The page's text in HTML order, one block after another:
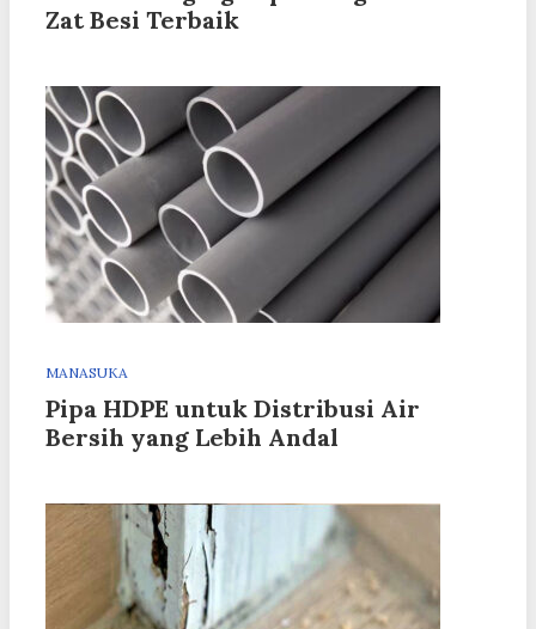
Zat Besi Terbaik
MANASUKA
Pipa HDPE untuk Distribusi Air
Bersih yang Lebih Andal